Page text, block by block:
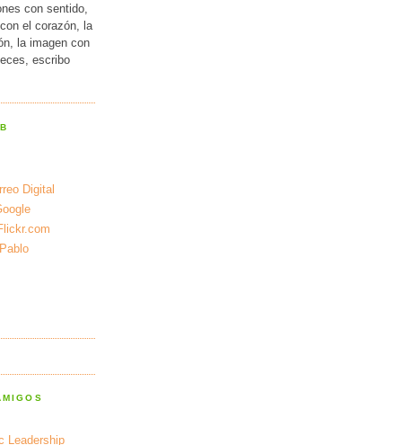
con sentido,
el corazón, la
la imagen con
escribo
Digital
Leadership